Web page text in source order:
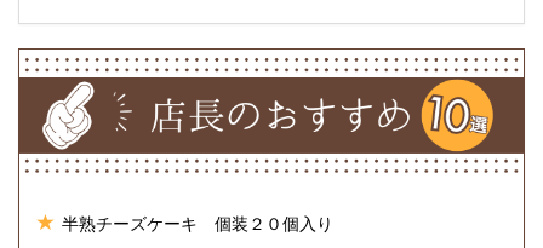
半熟チーズケーキ 個装２０個入り